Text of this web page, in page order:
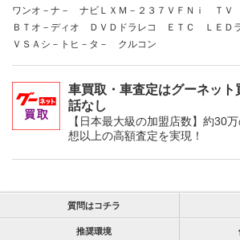
ワンオ－ナ－ ナビＬＸＭ－２３７ＶＦＮｉ Ｔ
ＢＴオ－ディオ ＤＶＤドラレコ ＥＴＣ ＬＥＤ
ＶＳＡシ－トヒ－タ－ クルコン
車買取・車査定はグーネッ
話なし
【日本最大級の加盟店数】約30
想以上の高額査定を実現！
質問はコチラ
推奨環境